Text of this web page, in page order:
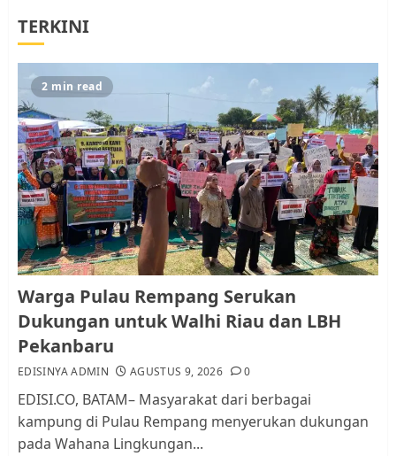
5
Resahkan Warga
JULI 17, 2026 0
1
Warga Pulau Rempang Serukan
Dukungan untuk Walhi Riau
dan LBH Pekanbaru
AGUSTUS 9, 2026 0
2
Pemko Batam Tegaskan RT dan
RW bukan Petugas Pendataan
dan Pemungutan Pajak
Kader Pajak jadi Penghubung
Pemerintah dan Masyarakat di
TERKINI
2 min read
Warga Pulau Rempang Serukan
Dukungan untuk Walhi Riau dan LBH
Pekanbaru
EDISINYA ADMIN AGUSTUS 9, 2026 0
EDISI.CO, BATAM– Masyarakat dari berbagai
kampung di Pulau Rempang menyerukan dukungan
pada Wahana Lingkungan...